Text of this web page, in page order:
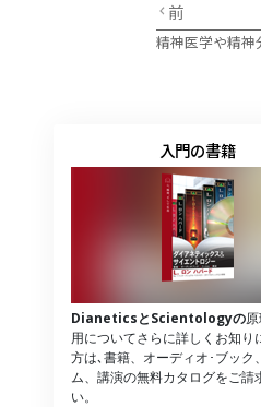
前
精神医学や精
入門の書籍
DianeticsとScientologyの
用についてさらに詳しくお知り
方は､書籍、オーディオ･ブック
ム、講演の無料カタログをご請
い。